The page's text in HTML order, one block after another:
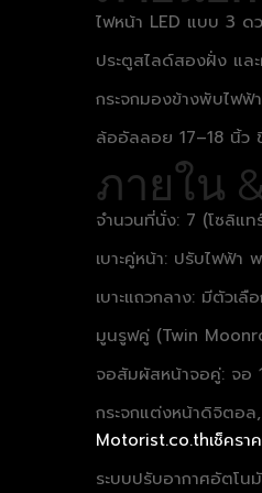
ไฟหน้า LED แบบ 3 ด
ประตูสไลด์สองฝั่ง แล
กระจกมองข้างพับไฟฟ้
ล้ออัลลอย 17–18 นิ้ว
ภายใน
จำนวนที่นั่ง: 7 (โซลิแ
เบาะคู่หน้า: ปรับไฟฟ้า
เบาะแถวกลาง: มีตัว
มูนรูฟคู่ (Twin
จอสัมผัสหน้าจอคู่: จอ
กระจกแต่งหน้าดิจิตอ
Motorist.co.thเช็ครา
ระบบปรับอากาศอัตโ